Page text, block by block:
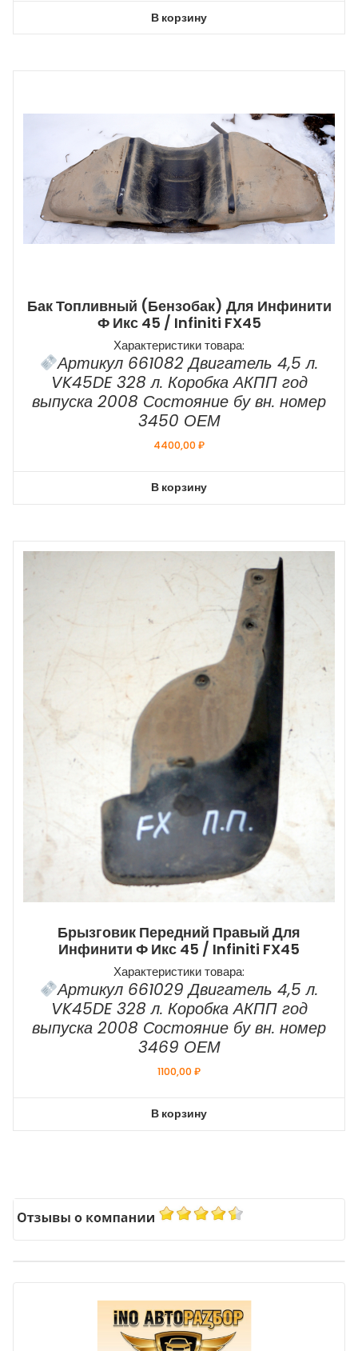
В корзину
Бак Топливный (бензобак) Для Инфинити
Ф Икс 45 / Infiniti FX45
Характеристики товара:
Артикул 661082 Двигатель 4,5 л.
VK45DE 328 л. Коробка АКПП год
выпуска 2008 Состояние бу вн. номер
3450 ОЕМ
4400,00₽
В корзину
Брызговик Передний Правый Для
Инфинити Ф Икс 45 / Infiniti FX45
Характеристики товара:
Артикул 661029 Двигатель 4,5 л.
VK45DE 328 л. Коробка АКПП год
выпуска 2008 Состояние бу вн. номер
3469 ОЕМ
1100,00₽
В корзину